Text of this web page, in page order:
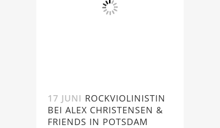
17 JUNI ROCKVIOLINISTIN
BEI ALEX CHRISTENSEN &
FRIENDS IN POTSDAM